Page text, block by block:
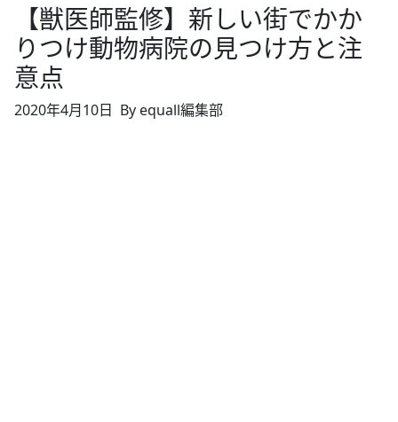
【獣医師監修】新しい街でかか
りつけ動物病院の見つけ方と注
意点
2020年4月10日 By equall編集部